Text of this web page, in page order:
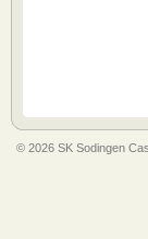
© 2026 SK Sodingen